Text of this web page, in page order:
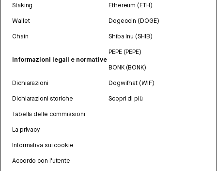
Staking
Wallet
Chain
Informazioni legali e normative
Dichiarazioni
Dichiarazioni storiche
Tabella delle commissioni
La privacy
Informativa sui cookie
Accordo con l'utente
Ethereum (ETH)
Dogecoin (DOGE)
Shiba Inu (SHIB)
PEPE (PEPE)
BONK (BONK)
Dogwifhat (WIF)
Scopri di più